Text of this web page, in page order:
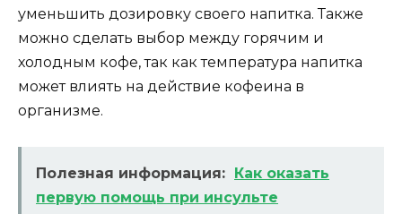
уменьшить дозировку своего напитка. Также
можно сделать выбор между горячим и
холодным кофе, так как температура напитка
может влиять на действие кофеина в
организме.
Полезная информация: Как оказать
первую помощь при инсульте